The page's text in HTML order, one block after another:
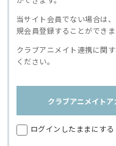
当サイト会員でない場合は
規会員登録することができま
クラブアニメイト連携に関
ください。
クラブアニメイト
ログインしたままにする